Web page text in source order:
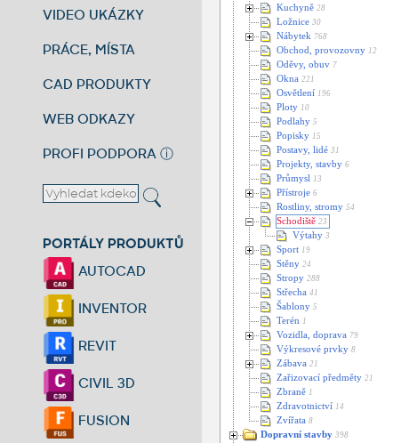
VIDEO UKÁZKY
PRÁCE, MÍSTA
CAD PRODUKTY
WEB ODKAZY
PROFI PODPORA ⓘ
PORTÁLY PRODUKTŮ
AUTOCAD
INVENTOR
REVIT
CIVIL 3D
FUSION
Kuchyně 28
Ložnice 30
Nábytek 768
Obchod, provozovny 12
Oděvy, obuv 7
Okna 221
Osvětlení 196
Ploty 10
Podlahy 5
Popisky 15
Postavy, lidé 31
Projekty, stavby 6
Průmysl 13
Přístroje 6
Rostliny, stromy 54
Schodiště 23
Výtahy 3
Sport 19
Stěny 24
Stropy 288
Střecha 41
Šablony 5
Terén 1
Vozidla, doprava 79
Výkresové prvky 8
Zábava 21
Zařizovací předměty 21
Zbraně 1
Zdravotnictví 14
Zvířata 8
Dopravní stavby 398